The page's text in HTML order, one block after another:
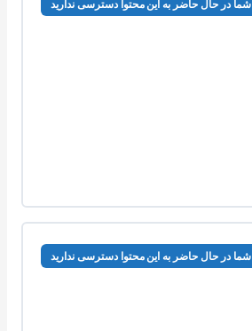
شما در حال حاضر به این محتوا دسترسی ندارید
شما در حال حاضر به این محتوا دسترسی ندارید